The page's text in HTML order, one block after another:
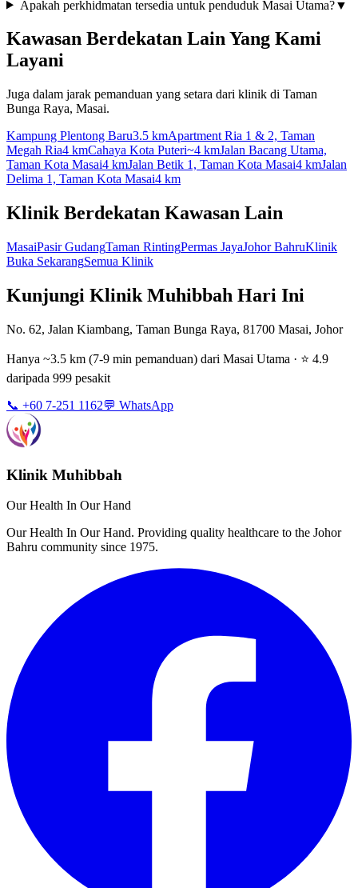
Apakah perkhidmatan tersedia untuk penduduk Masai Utama?▼
Kawasan Berdekatan Lain Yang Kami
Layani
Juga dalam jarak pemanduan yang setara dari klinik di Taman
Bunga Raya, Masai.
Kampung Plentong Baru3.5 kmApartment Ria 1 & 2, Taman
Megah Ria4 kmCahaya Kota Puteri~4 kmJalan Bacang Utama,
Taman Kota Masai4 kmJalan Betik 1, Taman Kota Masai4 kmJalan
Delima 1, Taman Kota Masai4 km
Klinik Berdekatan Kawasan Lain
MasaiPasir GudangTaman RintingPermas JayaJohor BahruKlinik
Buka SekarangSemua Klinik
Kunjungi Klinik Muhibbah Hari Ini
No. 62, Jalan Kiambang, Taman Bunga Raya, 81700 Masai, Johor
Hanya ~3.5 km (7-9 min pemanduan) dari Masai Utama · ⭐ 4.9
daripada 999 pesakit
📞 +60 7-251 1162💬 WhatsApp
Klinik Muhibbah
Our Health In Our Hand
Our Health In Our Hand. Providing quality healthcare to the Johor
Bahru community since 1975.